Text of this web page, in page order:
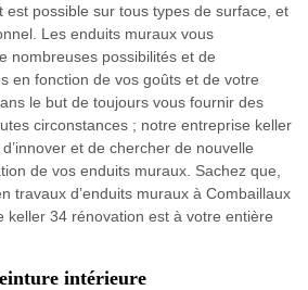
est possible sur tous types de surface, et
Les enduits muraux vous
nombreuses possibilités et de
en fonction de vos goûts et de votre
le but de toujours vous fournir des
circonstances ; notre entreprise keller
et de chercher de nouvelle
de vos enduits muraux. Sachez que,
travaux d’enduits muraux à Combaillaux
keller 34 rénovation est à votre entière
intérieure